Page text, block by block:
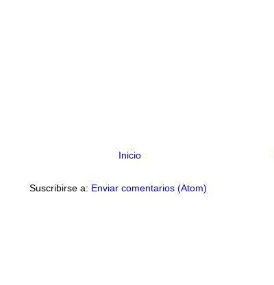
Inicio
Suscribirse a: Enviar comentarios (Atom)